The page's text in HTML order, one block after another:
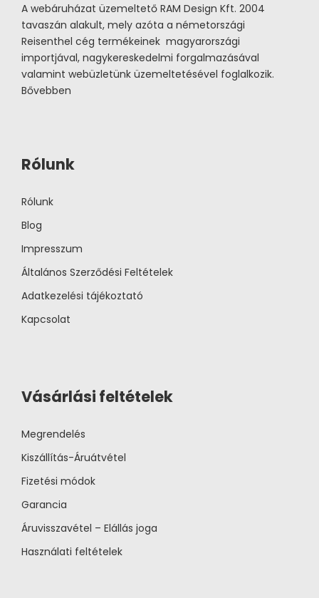
A webáruházat üzemeltető RAM Design Kft. 2004
tavaszán alakult, mely azóta a németországi
Reisenthel cég termékeinek magyarországi
importjával, nagykereskedelmi forgalmazásával
valamint webüzletünk üzemeltetésével foglalkozik.
Bővebben
Rólunk
Rólunk
Blog
Impresszum
Általános Szerződési Feltételek
Adatkezelési tájékoztató
Kapcsolat
Vásárlási feltételek
Megrendelés
Kiszállítás-Áruátvétel
Fizetési módok
Garancia
Áruvisszavétel – Elállás joga
Használati feltételek